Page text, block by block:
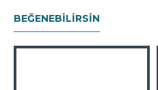
BEĞENEBILIRSIN